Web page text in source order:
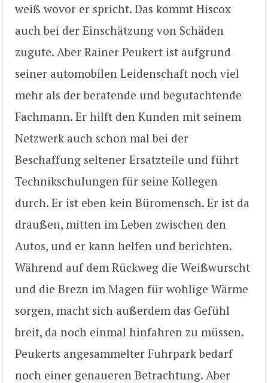
weiß wovor er spricht. Das kommt Hiscox
auch bei der Einschätzung von Schäden
zugute. Aber Rainer Peukert ist aufgrund
seiner automobilen Leidenschaft noch viel
mehr als der beratende und begutachtende
Fachmann. Er hilft den Kunden mit seinem
Netzwerk auch schon mal bei der
Beschaffung seltener Ersatzteile und führt
Technikschulungen für seine Kollegen
durch. Er ist eben kein Büromensch. Er ist da
draußen, mitten im Leben zwischen den
Autos, und er kann helfen und berichten.
Während auf dem Rückweg die Weißwurscht
und die Brezn im Magen für wohlige Wärme
sorgen, macht sich außerdem das Gefühl
breit, da noch einmal hinfahren zu müssen.
Peukerts angesammelter Fuhrpark bedarf
noch einer genaueren Betrachtung. Aber